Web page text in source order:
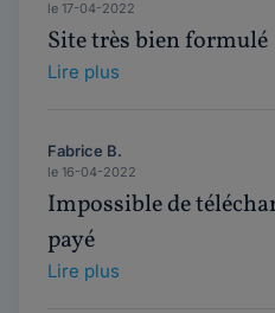
le 17-04-2022
Site très bien formulé
Lire plus
Fabrice B.
le 16-04-2022
Impossible de
payé
Lire plus